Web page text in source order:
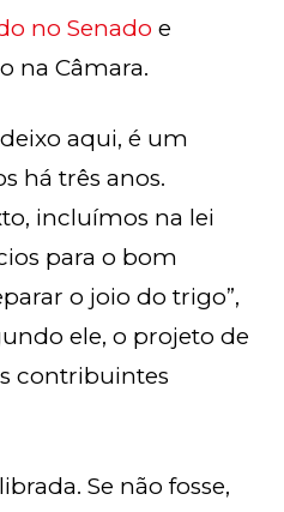
no Senado e
na Câmara.
aqui, é um
há três anos.
incluímos na lei
para o bom
o joio do trigo”,
ele, o projeto de
contribuintes
Se não fosse,